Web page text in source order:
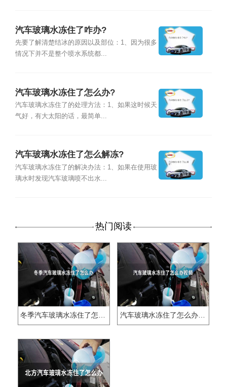
汽车玻璃水冻住了咋办?
先要了解清楚结冰的原因以及部位：1、因为很多
情况下并不是整个喷水系统都...
汽车玻璃水冻住了怎么办?
汽车玻璃水冻住了的处理方法：1、如果这时候天
气好，有大太阳的话，最简单...
汽车玻璃水冻住了怎么解冻?
汽车玻璃水冻住了的解决办法：1、如果在使用玻
璃水时发现汽车玻璃喷不出水...
热门阅读
汽车玻璃水冻住了怎么办视频